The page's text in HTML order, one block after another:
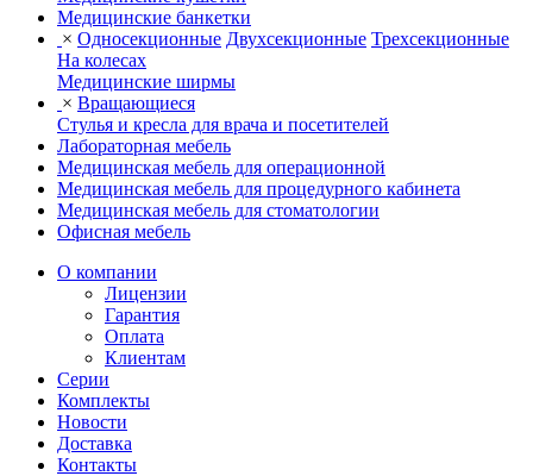
Медицинские банкетки
× Односекционные Двухсекционные Трехсекционные
На колесах
Медицинские ширмы
× Вращающиеся
Стулья и кресла для врача и посетителей
Лабораторная мебель
Медицинская мебель для операционной
Медицинская мебель для процедурного кабинета
Медицинская мебель для стоматологии
Офисная мебель
О компании
Лицензии
Гарантия
Оплата
Клиентам
Серии
Комплекты
Новости
Доставка
Контакты